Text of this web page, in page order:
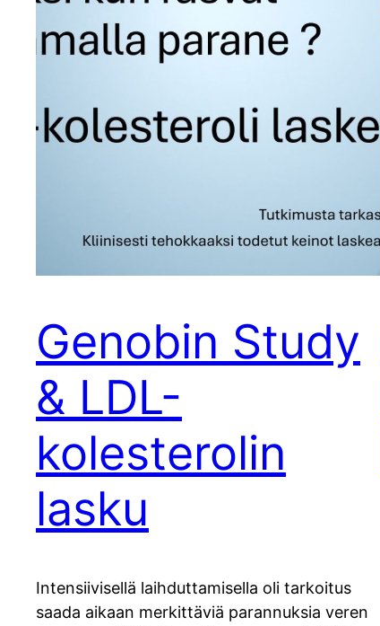
Genobin Study
& LDL-
kolesterolin
lasku
Intensiivisellä laihduttamisella oli tarkoitus
saada aikaan merkittäviä parannuksia veren